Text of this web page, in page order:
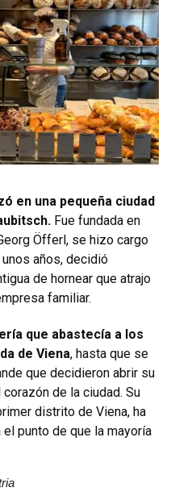
en una pequeña ciudad
Fue fundada en
Öfferl, se hizo cargo
años, decidió
de hornear que atrajo
familiar.
que abastecía a los
de Viena, hasta que se
que decidieron abrir su
de la ciudad. Su
distrito de Viena, ha
punto de que la mayoría